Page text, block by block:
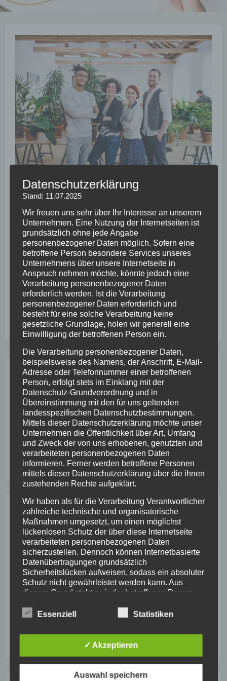
Vision ZERO – Unfälle bei der
Arbeit vermeiden
17. April 2018 YvonneBeck
Kennen Sie die Vision Zero? Sie ist eine globale
Kampagne der DGUV (Deutsche Gesetzliche
Unfallversicherung) und stellt eine Vision von einer
Welt ohne Arbeitsunfälle und arbeitsbedingter
Erkrankungen dar. Aber wie ist das möglich?…
geht´s weiter!
Arbeitssicherheit ,Leitfaden, Unfälle
GESUNDHEITSPOST ABONNIEREN:
LETZTE BEITRÄGE:
Weshalb spüren wir ein solches Glücksgefühl, wenn wir
uns mit Essen belohnen?
So kommst du durch Selbstachtung noch besser an dein
Gesundheitsziel
Liebe Dein Immunsystem
Datenschutzerklärung
Stand: 11.07.2025
Wir freuen uns sehr über Ihr Interesse an unserem
Unternehmen. Eine Nutzung der Internetseiten ist
grundsätzlich ohne jede Angabe
personenbezogener Daten möglich. Sofern eine
betroffene Person besondere Services unseres
Unternehmens über unsere Internetseite in
Anspruch nehmen möchte, könnte jedoch eine
Verarbeitung personenbezogener Daten
erforderlich werden. Ist die Verarbeitung
personenbezogener Daten erforderlich und
besteht für eine solche Verarbeitung keine
gesetzliche Grundlage, holen wir generell eine
Einwilligung der betroffenen Person ein.
Die Verarbeitung personenbezogener Daten,
beispielsweise des Namens, der Anschrift, E-Mail-
Adresse oder Telefonnummer einer betroffenen
Person, erfolgt stets im Einklang mit der
Datenschutz-Grundverordnung und in
Übereinstimmung mit den für uns geltenden
landesspezifischen Datenschutzbestimmungen.
Mittels dieser Datenschutzerklärung möchte unser
Unternehmen die Öffentlichkeit über Art, Umfang
und Zweck der von uns erhobenen, genutzten und
verarbeiteten personenbezogenen Daten
informieren. Ferner werden betroffene Personen
mittels dieser Datenschutzerklärung über die ihnen
zustehenden Rechte aufgeklärt.
Wir haben als für die Verarbeitung Verantwortlicher
zahlreiche technische und organisatorische
Maßnahmen umgesetzt, um einen möglichst
lückenlosen Schutz der über diese Internetseite
verarbeiteten personenbezogenen Daten
sicherzustellen. Dennoch können Internetbasierte
Datenübertragungen grundsätzlich
Sicherheitslücken aufweisen, sodass ein absoluter
Schutz nicht gewährleistet werden kann. Aus
diesem Grund steht es jeder betroffenen Person
alternativen Wegen, beispielsweise telefonisch, an
Begriffsbestimmungen
Die Datenschutzerklärung beruht auf den
Begrifflichkeiten, die durch den Europäischen
Essenziell Statistiken
✓ Akzeptieren
Auswahl speichern